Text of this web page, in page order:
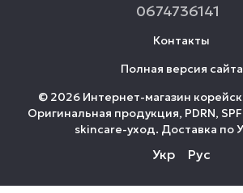
0674736141
Контакты
Полная версия сайта
© 2026 Интернет-магазин
Оригинальная продукция, PDRN,
skincare-уход. Доставка по
Укр Рус